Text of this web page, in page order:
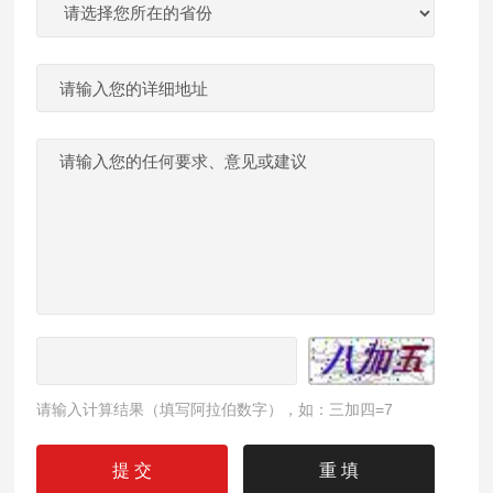
请输入计算结果（填写阿拉伯数字），如：三加四=7